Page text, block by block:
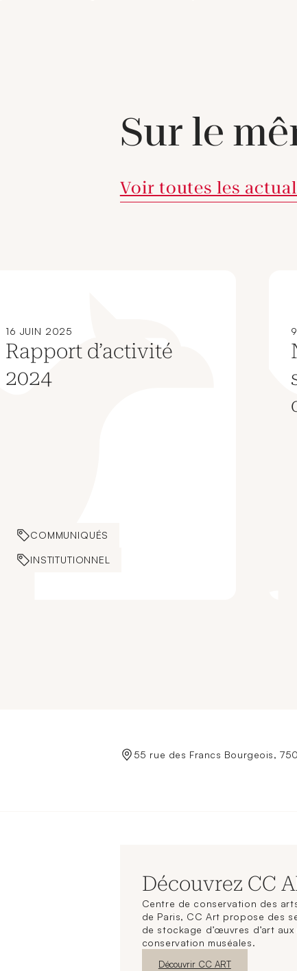
Sur le
Voir toutes les
16 JUIN 2025
Rapport d’activité
2024
COMMUNIQUÉS
INSTITUTIONNEL
de Paris 55 rue des Francs Bourgeois,
Découvrez CC
Centre de conservation des
de Paris, CC Art propose des
de stockage d’œuvres d’art aux
conservation muséales.
Nouvelle fenêtre
Découvrir CC ART